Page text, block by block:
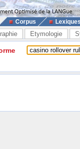
Corpus
Etymologie